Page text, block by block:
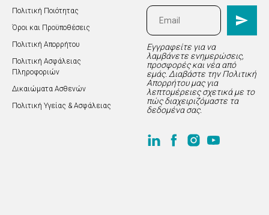
Πολιτική Ποιότητας
Όροι και Προϋποθέσεις
Πολιτική Απορρήτου
Πολιτική Ασφάλειας
Πληροφοριών
Δικαιώματα Ασθενών
Πολιτική Υγείας & Ασφάλειας
Εγγραφείτε για να
λαμβάνετε ενημερώσεις,
προσφορές και νέα από
εμάς. Διαβάστε την Πολιτική
Απορρήτου μας για
λεπτομέρειες σχετικά με το
πώς διαχειριζόμαστε τα
δεδομένα σας.